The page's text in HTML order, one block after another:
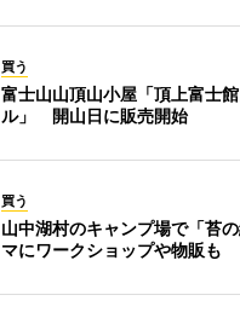
買う
富士山山頂山小屋「頂上富士
ル」 開山日に販売開始
買う
山中湖村のキャンプ場で「苔
マにワークショップや物販も